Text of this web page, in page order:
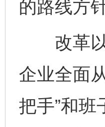
的路线方
改革以
企业全面
把手”和